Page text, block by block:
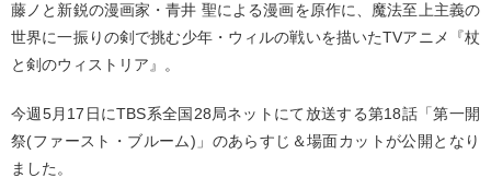
藤ノと新鋭の漫画家・青井 聖による漫画を原作に、魔法至上主義の
世界に一振りの剣で挑む少年・ウィルの戦いを描いたTVアニメ『杖
と剣のウィストリア』。
今週5月17日にTBS系全国28局ネットにて放送する第18話「第一開
祭(ファースト・ブルーム)」のあらすじ＆場面カットが公開となり
ました。